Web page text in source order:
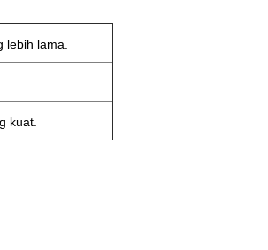
lama.
kuat.